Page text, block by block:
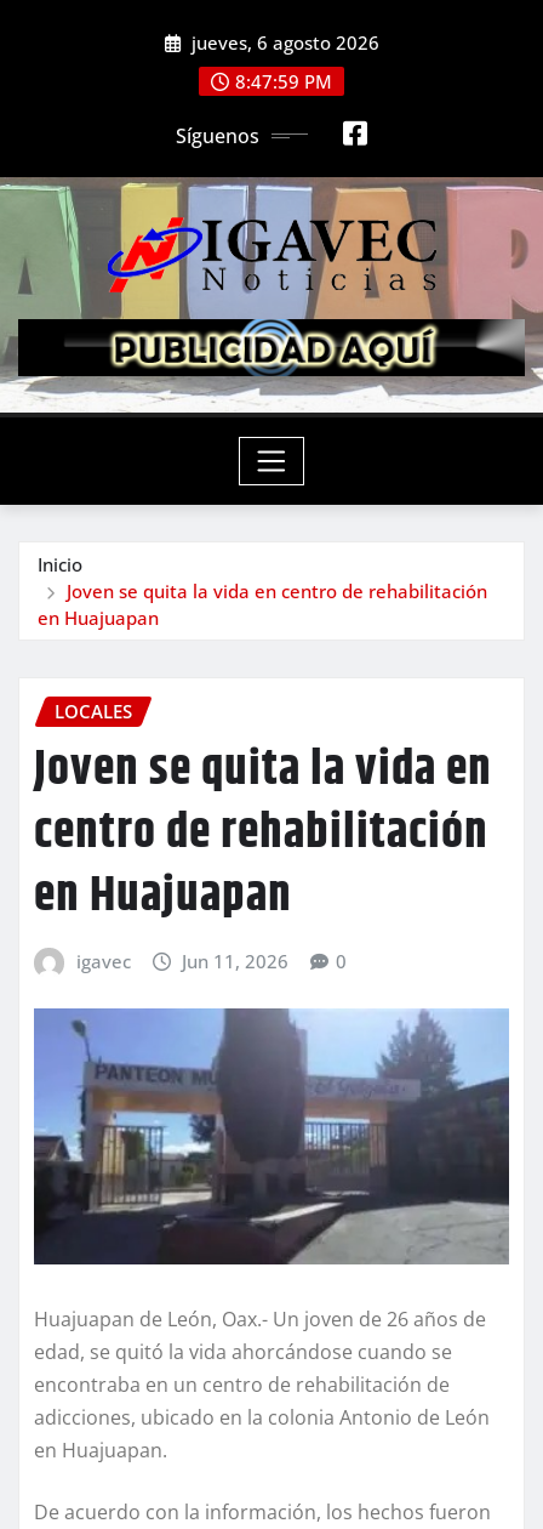
jueves, 6 agosto 2026
8:48:01 PM
Síguenos
Inicio
Joven se quita la vida en centro de rehabilitación
en Huajuapan
LOCALES
Joven se quita la vida en
centro de rehabilitación
en Huajuapan
igavec Jun 11, 2026 0
Huajuapan de León, Oax.- Un joven de 26 años de
edad, se quitó la vida ahorcándose cuando se
encontraba en un centro de rehabilitación de
adicciones, ubicado en la colonia Antonio de León
en Huajuapan.
De acuerdo con la información, los hechos fueron